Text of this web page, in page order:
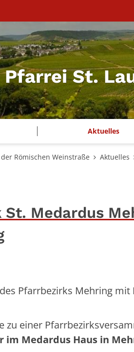
Pfarrei St.
Aktuelles
Römischen Weinstraße Aktuelles
Medardus
Pfarrbezirks Mehring mit
zu einer
im Medardus Haus in